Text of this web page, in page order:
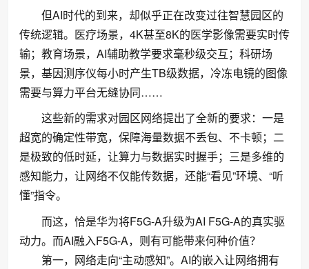
但AI时代的到来，却似乎正在改变过往智慧园区的
传统逻辑。医疗场景，4K甚至8K的医学影像需要实时传
输；教育场景，AI辅助教学要求毫秒级交互；科研场
景，基因测序仪每小时产生TB级数据，冷冻电镜的图像
需要与算力平台无缝协同……
这些新的需求对园区网络提出了全新的要求：一是
超宽的确定性带宽，保障海量数据不丢包、不卡顿；二
是极致的低时延，让算力与数据实时握手；三是多维的
感知能力，让网络不仅能传数据，还能“看见”环境、“听
懂”指令。
而这，恰是华为将F5G-A升级为AI F5G-A的真实驱
动力。而AI融入F5G-A，则有可能带来何种价值？
第一，网络走向“主动感知”。AI的嵌入让网络拥有